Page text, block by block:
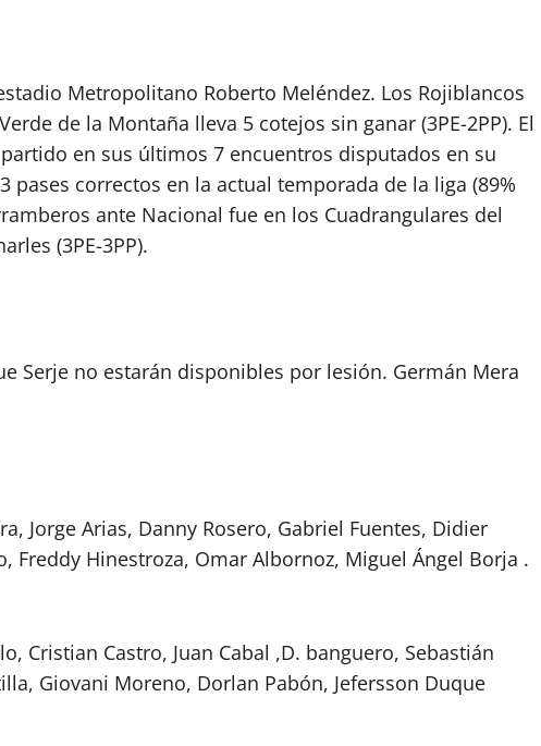
Metropolitano Roberto Meléndez. Los Rojiblancos
de la Montaña lleva 5 cotejos sin ganar (3PE-2PP). El
en sus últimos 7 encuentros disputados en su
pases correctos en la actual temporada de la liga (89%
ante Nacional fue en los Cuadrangulares del
(3PE-3PP).
Serje no estarán disponibles por lesión. Germán Mera
Jorge Arias, Danny Rosero, Gabriel Fuentes, Didier
Freddy Hinestroza, Omar Albornoz, Miguel Ángel Borja .
Cristian Castro, Juan Cabal ,D. banguero, Sebastián
Giovani Moreno, Dorlan Pabón, Jefersson Duque